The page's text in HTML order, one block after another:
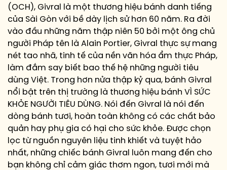
(OCH), Givral là một thương hiệu bánh danh tiếng
của Sài Gòn với bề dày lịch sử hơn 60 năm. Ra đời
vào đầu những năm thập niên 50 bởi một ông chủ
người Pháp tên là Alain Portier, Givral thực sự mang
nét tao nhã, tinh tế của nền văn hóa ẩm thực Pháp,
làm đắm say biết bao thế hệ những người tiêu
dùng Việt. Trong hơn nửa thập kỷ qua, bánh Givral
nổi bật trên thị trường là thương hiệu bánh VÌ SỨC
KHỎE NGƯỜI TIÊU DÙNG. Nói đến Givral là nói đến
dòng bánh tươi, hoàn toàn không có các chất bảo
quản hay phụ gia có hại cho sức khỏe. Được chọn
lọc từ nguồn nguyên liệu tinh khiết và tuyệt hảo
nhất, những chiếc bánh Givral luôn mang đến cho
bạn không chỉ cảm giác thơm ngon, tươi mới mà